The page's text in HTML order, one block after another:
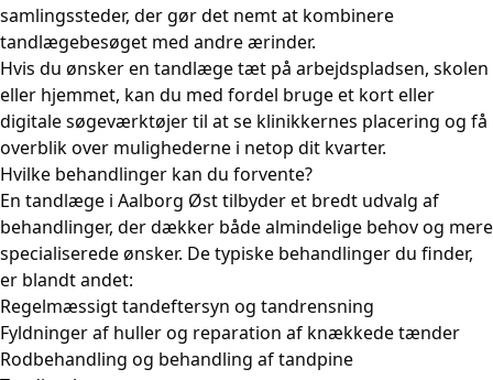
samlingssteder, der gør det nemt at kombinere
tandlægebesøget med andre ærinder.
Hvis du ønsker en tandlæge tæt på arbejdspladsen, skolen
eller hjemmet, kan du med fordel bruge et kort eller
digitale søgeværktøjer til at se klinikkernes placering og få
overblik over mulighederne i netop dit kvarter.
Hvilke behandlinger kan du forvente?
En tandlæge i Aalborg Øst tilbyder et bredt udvalg af
behandlinger, der dækker både almindelige behov og mere
specialiserede ønsker. De typiske behandlinger du finder,
er blandt andet:
Regelmæssigt tandeftersyn og tandrensning
Fyldninger af huller og reparation af knækkede tænder
Rodbehandling og behandling af tandpine